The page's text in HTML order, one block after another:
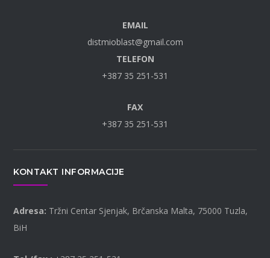
EMAIL
distmioblast@gmail.com
TELEFON
+387 35 251-531
FAX
+387 35 251-531
KONTAKT INFORMACIJE
Adresa: Tržni Centar Sjenjak, Brčanska Malta, 75000 Tuzla,
BiH